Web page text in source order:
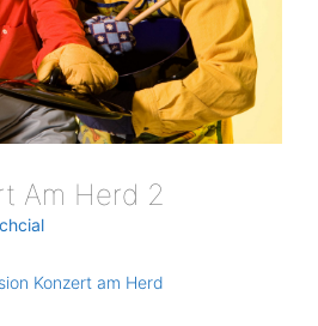
Am Herd 2
Konzert am Herd